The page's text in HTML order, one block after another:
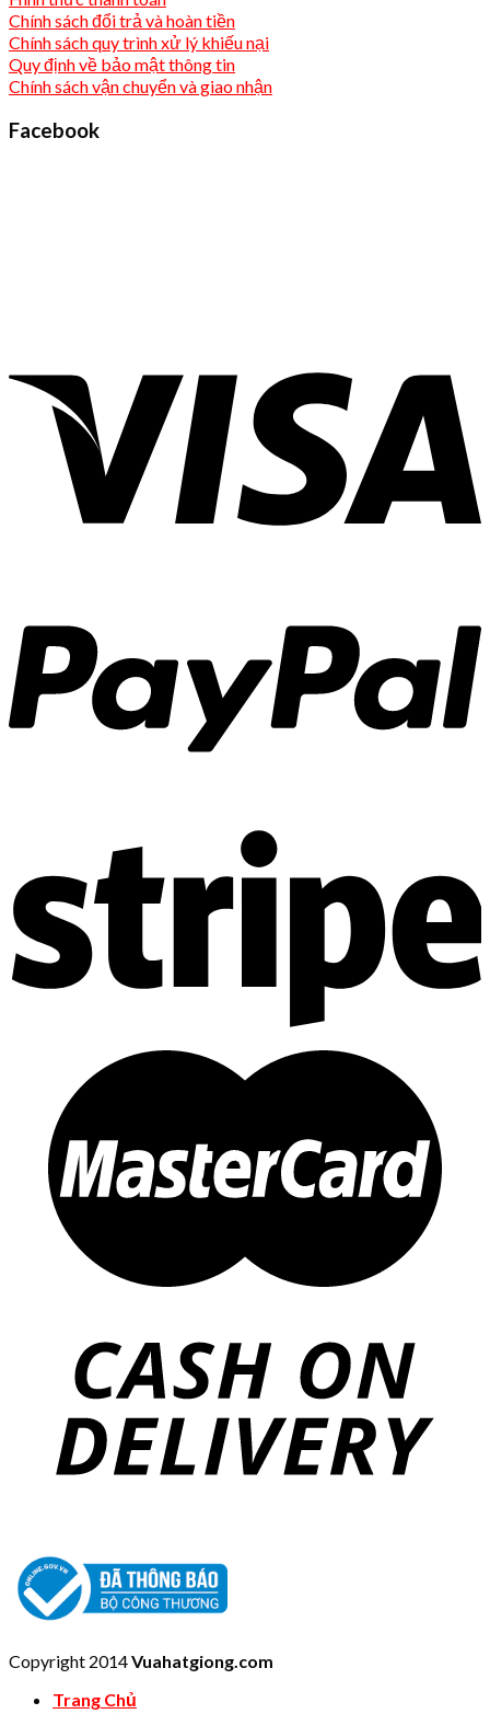
Chính sách đổi trả và hoàn tiền
Chính sách quy trình xử lý khiếu nại
Quy định về bảo mật thông tin
Chính sách vận chuyển và giao nhận
Facebook
Copyright 2014Vuahatgiong.com
Trang Chủ